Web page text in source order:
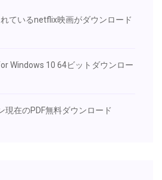
ているnetflix映画がダウンロード
Windows 10 64ビットダウンロー
現在のPDF無料ダウンロード